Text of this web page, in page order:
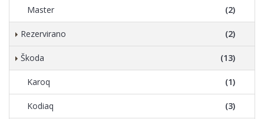
Master (2)
Rezervirano (2)
Škoda (13)
Karoq (1)
Kodiaq (3)